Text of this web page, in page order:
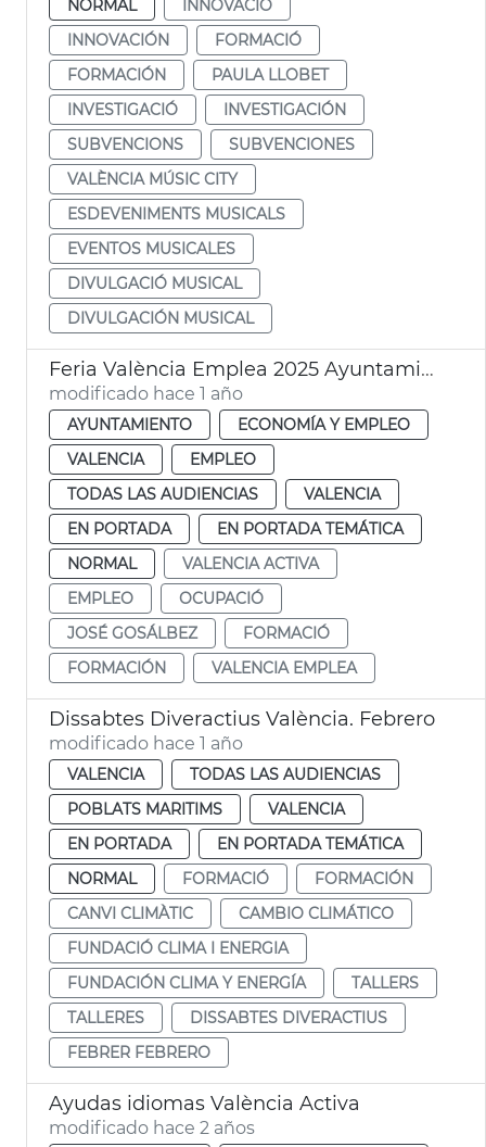
NORMAL
INNOVACIÓ
INNOVACIÓN
FORMACIÓ
FORMACIÓN
PAULA LLOBET
INVESTIGACIÓ
INVESTIGACIÓN
SUBVENCIONS
SUBVENCIONES
VALÈNCIA MÚSIC CITY
ESDEVENIMENTS MUSICALS
EVENTOS MUSICALES
DIVULGACIÓ MUSICAL
DIVULGACIÓN MUSICAL
Feria València Emplea 2025 Ayuntamiento
modificado hace 1 año
AYUNTAMIENTO
ECONOMÍA Y EMPLEO
VALENCIA
EMPLEO
TODAS LAS AUDIENCIAS
VALENCIA
EN PORTADA
EN PORTADA TEMÁTICA
NORMAL
VALENCIA ACTIVA
EMPLEO
OCUPACIÓ
JOSÉ GOSÁLBEZ
FORMACIÓ
FORMACIÓN
VALENCIA EMPLEA
Dissabtes Diveractius València. Febrero
modificado hace 1 año
VALENCIA
TODAS LAS AUDIENCIAS
POBLATS MARITIMS
VALENCIA
EN PORTADA
EN PORTADA TEMÁTICA
NORMAL
FORMACIÓ
FORMACIÓN
CANVI CLIMÀTIC
CAMBIO CLIMÁTICO
FUNDACIÓ CLIMA I ENERGIA
FUNDACIÓN CLIMA Y ENERGÍA
TALLERS
TALLERES
DISSABTES DIVERACTIUS
FEBRER FEBRERO
Ayudas idiomas València Activa
modificado hace 2 años